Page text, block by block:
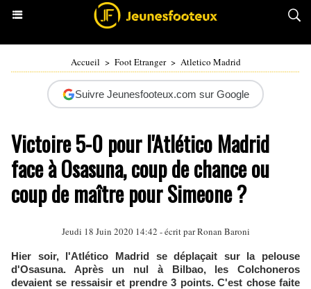
Accueil > Foot Etranger > Atletico Madrid
Suivre Jeunesfooteux.com sur Google
Victoire 5-0 pour l'Atlético Madrid
face à Osasuna, coup de chance ou
coup de maître pour Simeone ?
Jeudi 18 Juin 2020 14:42 - écrit parRonan Baroni
Hier soir, l'Atlético Madrid se déplaçait sur la pelouse
d'Osasuna. Après un nul à Bilbao, les Colchoneros
devaient se ressaisir et prendre 3 points. C'est chose faite